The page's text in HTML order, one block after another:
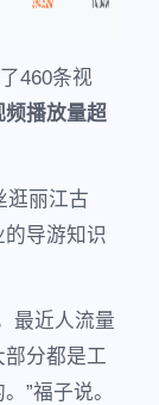
460条视
频播放量超
逛丽江古
导游知识
最近人流量
分都是工
”福子说。